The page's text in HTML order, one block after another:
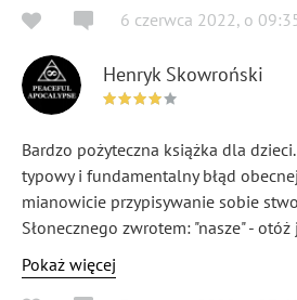
6 czerwca 2022, o
Henryk Skowroński
Bardzo pożyteczna książka dla
typowy i fundamentalny błąd
mianowicie przypisywanie sobie
Słonecznego zwrotem: "nasze" -
Dlatego, że to nie my ludzie
Układ Słoneczny czy Galaktykę . To
Pokaż więcej